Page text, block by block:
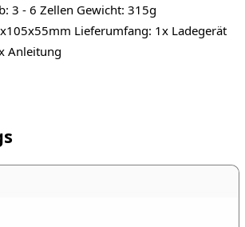
3 - 6 Zellen Gewicht: 315g
Lieferumfang: 1x Ladegerät
Anleitung